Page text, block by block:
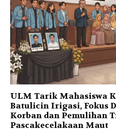
ULM Tarik Mahasiswa
Batulicin Irigasi, Fokus
Korban dan Pemulihan
Pascakecelakaan Maut